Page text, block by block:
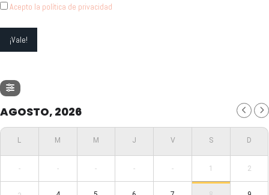
Acepto la política de privacidad
AGOSTO, 2026
- - - - - 1 2